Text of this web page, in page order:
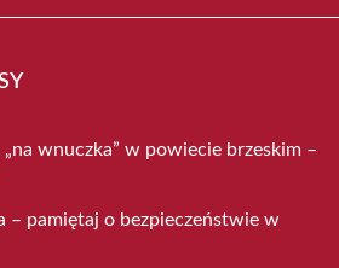
wnuczka” w powiecie brzeskim –
– pamiętaj o bezpieczeństwie w